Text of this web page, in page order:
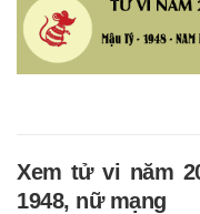
Xem tử vi năm
1948, nữ mạng